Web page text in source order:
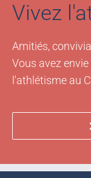
Vivez
Amitiés,
Vous avez
l'athlétisme au